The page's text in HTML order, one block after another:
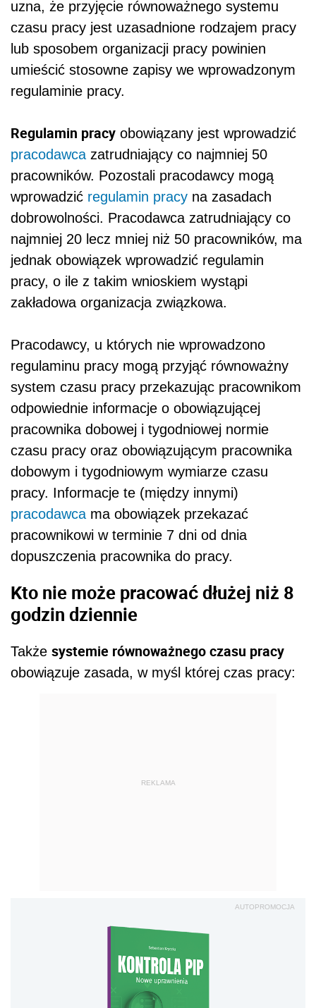
uzna, że przyjęcie równoważnego systemu
czasu pracy jest uzasadnione rodzajem pracy
lub sposobem organizacji pracy powinien
umieścić stosowne zapisy we wprowadzonym
regulaminie pracy.
Regulamin pracy obowiązany jest wprowadzić
pracodawca zatrudniający co najmniej 50
pracowników. Pozostali pracodawcy mogą
wprowadzić regulamin pracy na zasadach
dobrowolności. Pracodawca zatrudniający co
najmniej 20 lecz mniej niż 50 pracowników, ma
jednak obowiązek wprowadzić regulamin
pracy, o ile z takim wnioskiem wystąpi
zakładowa organizacja związkowa.
Pracodawcy, u których nie wprowadzono
regulaminu pracy mogą przyjąć równoważny
system czasu pracy przekazując pracownikom
odpowiednie informacje o obowiązującej
pracownika dobowej i tygodniowej normie
czasu pracy oraz obowiązującym pracownika
dobowym i tygodniowym wymiarze czasu
pracy. Informacje te (między innymi)
pracodawca ma obowiązek przekazać
pracownikowi w terminie 7 dni od dnia
dopuszczenia pracownika do pracy.
Kto nie może pracować dłużej niż 8
godzin dziennie
Także systemie równoważnego czasu pracy
obowiązuje zasada, w myśl której czas pracy:
REKLAMA
AUTOPROMOCJA